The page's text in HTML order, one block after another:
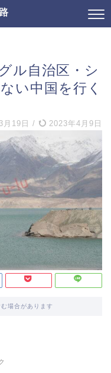
ル自治区・シ
い中国を行く
月19日 / 2023年4月9日
場合があります